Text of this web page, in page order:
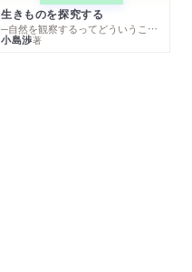
生きものを探究する
─自然を観察するってどういうこと？
小島渉著